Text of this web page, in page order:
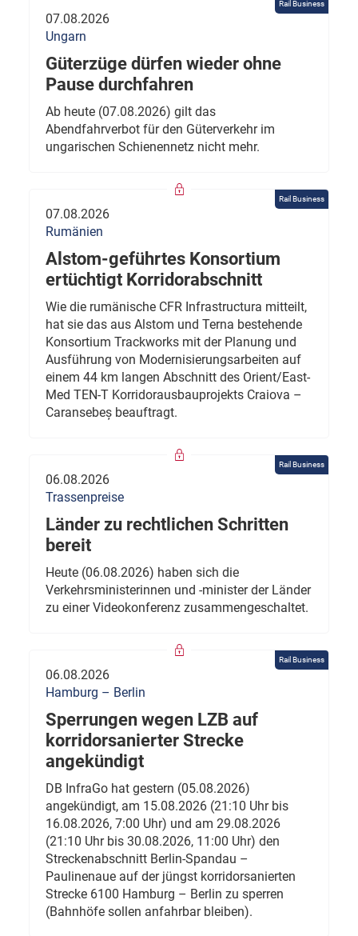
Rail Business
07.08.2026
Ungarn
Güterzüge dürfen wieder ohne
Pause durchfahren
Ab heute (07.08.2026) gilt das
Abendfahrverbot für den Güterverkehr im
ungarischen Schienennetz nicht mehr.
Rail Business
07.08.2026
Rumänien
Alstom-geführtes Konsortium
ertüchtigt Korridorabschnitt
Wie die rumänische CFR Infrastructura mitteilt,
hat sie das aus Alstom und Terna bestehende
Konsortium Trackworks mit der Planung und
Ausführung von Modernisierungsarbeiten auf
einem 44 km langen Abschnitt des Orient/East-
Med TEN-T Korridorausbauprojekts Craiova –
Caransebeș beauftragt.
Rail Business
06.08.2026
Trassenpreise
Länder zu rechtlichen Schritten
bereit
Heute (06.08.2026) haben sich die
Verkehrsministerinnen und -minister der Länder
zu einer Videokonferenz zusammengeschaltet.
Rail Business
06.08.2026
Hamburg – Berlin
Sperrungen wegen LZB auf
korridorsanierter Strecke
angekündigt
DB InfraGo hat gestern (05.08.2026)
angekündigt, am 15.08.2026 (21:10 Uhr bis
16.08.2026, 7:00 Uhr) und am 29.08.2026
(21:10 Uhr bis 30.08.2026, 11:00 Uhr) den
Streckenabschnitt Berlin-Spandau –
Paulinenaue auf der jüngst korridorsanierten
Strecke 6100 Hamburg – Berlin zu sperren
(Bahnhöfe sollen anfahrbar bleiben).